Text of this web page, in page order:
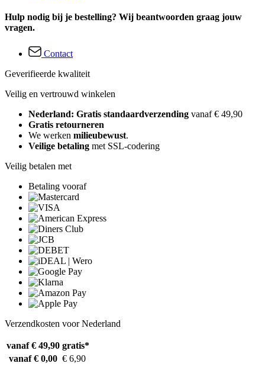
Hulp nodig bij je bestelling? Wij beantwoorden graag jouw
vragen.
Contact
Geverifieerde kwaliteit
Veilig en vertrouwd winkelen
Nederland: Gratis standaardverzending vanaf € 49,90
Gratis retourneren
We werken milieubewust.
Veilige betaling met SSL-codering
Veilig betalen met
Betaling vooraf
Verzendkosten voor Nederland
vanaf € 49,90 gratis*
vanaf € 0,00 € 6,90